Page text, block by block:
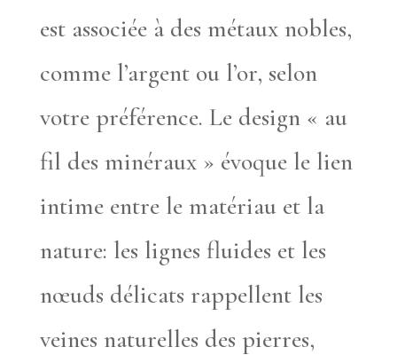
est associée à des métaux nobles,
comme l’argent ou l’or, selon
votre préférence. Le design « au
fil des minéraux » évoque le lien
intime entre le matériau et la
nature: les lignes fluides et les
nœuds délicats rappellent les
veines naturelles des pierres,